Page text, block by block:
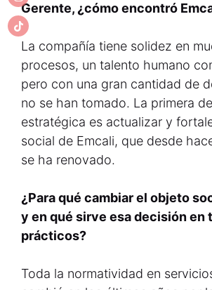
Gerente, ¿cómo encontró
La compañía tiene solidez en
procesos, un talento humano
pero con una gran cantidad de
no se han tomado. La primera
estratégica es actualizar y
social de Emcali, que desde
se ha renovado.
¿Para qué cambiar el objeto
y en qué sirve esa decisión en
prácticos?
Toda la normatividad en